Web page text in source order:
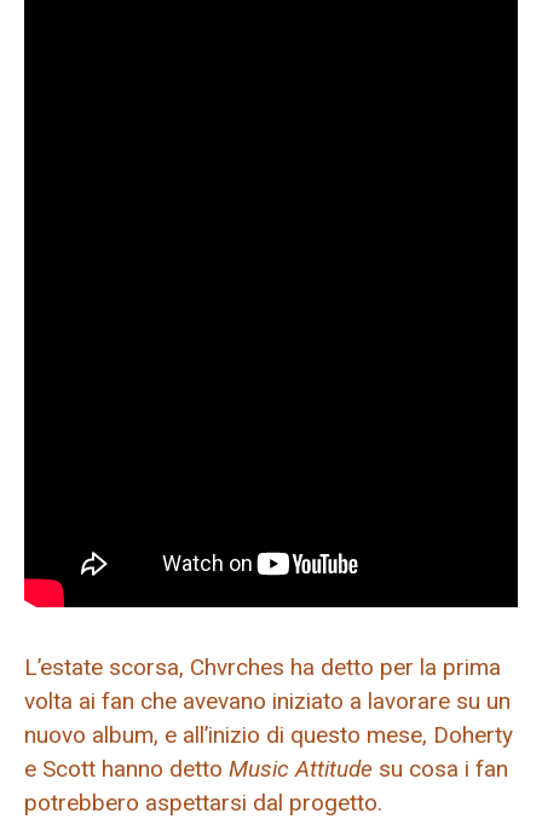
L’estate scorsa, Chvrches ha detto per la prima
volta ai fan che avevano iniziato a lavorare su un
nuovo album, e all’inizio di questo mese, Doherty
e Scott hanno detto Music Attitude su cosa i fan
potrebbero aspettarsi dal progetto.